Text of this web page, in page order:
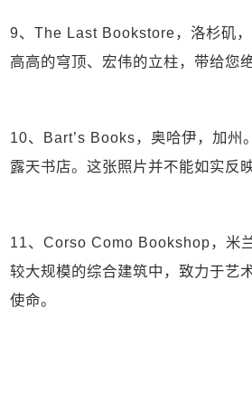
9、The Last Bookstore，洛杉矶，
高高的穹顶、宏伟的立柱，带给您
10、Bart’s Books，奥哈伊，加州
露天书店。这张照片并不能如实反
11、Corso Como Bookshop，米
较大规模的综合建筑中，致力于艺
使命。